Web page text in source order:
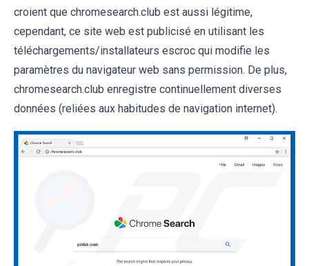
croient que chromesearch.club est aussi légitime,
cependant, ce site web est publicisé en utilisant les
téléchargements/installateurs escroc qui modifie les
paramètres du navigateur web sans permission. De plus,
chromesearch.club enregistre continuellement diverses
données (reliées aux habitudes de navigation internet).